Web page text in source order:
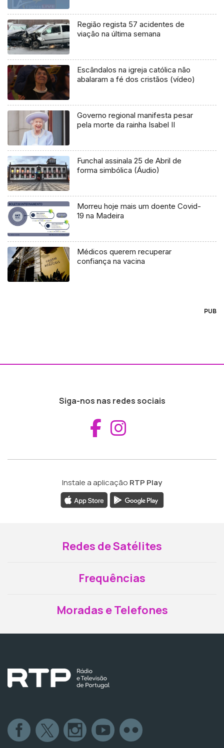
Região regista 57 acidentes de
viação na última semana
Escândalos na igreja católica não
abalaram a fé dos cristãos (vídeo)
Governo regional manifesta pesar
pela morte da rainha Isabel II
Funchal assinala 25 de Abril de
forma simbólica (Áudio)
Morreu hoje mais um doente Covid-
19 na Madeira
Médicos querem recuperar
confiança na vacina
PUB
Siga-nos nas redes sociais
Aceder ao
Instale a aplicação RTP Play
Redes de Satélites
Frequências
Moradas e Telefones